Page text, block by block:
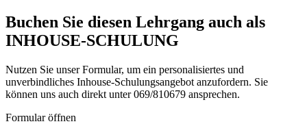
Buchen Sie diesen Lehrgang auch als
INHOUSE-SCHULUNG
Nutzen Sie unser Formular, um ein personalisiertes und
unverbindliches Inhouse-Schulungs­angebot anzufordern. Sie
können uns auch direkt unter 069/810679 ansprechen.
Formular öffnen